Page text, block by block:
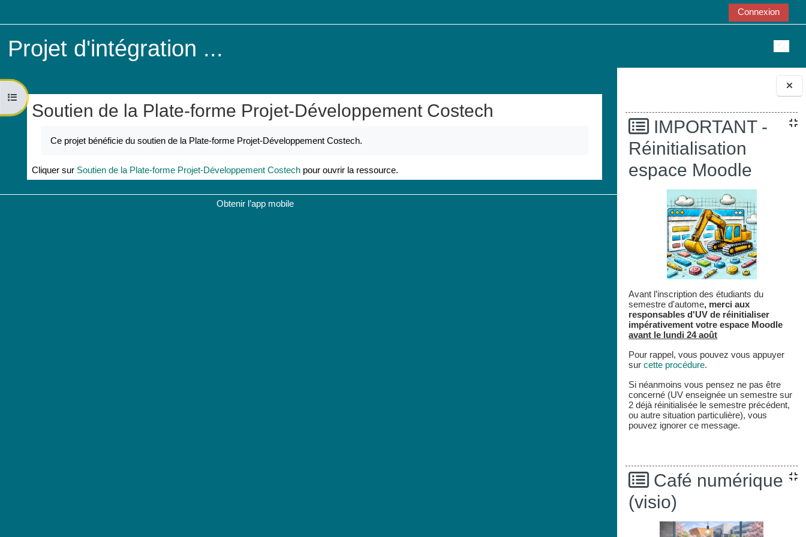
BlocsIMPORTANT -
Réinitialisation
espace Moodle
Avant l’inscription des étudiants du
semestre d'autome, merci aux
responsables d'UV de réinitialiser
impérativement votre espace Moodle
avant le lundi 24 août
Pour rappel, vous pouvez vous appuyer
surcette procédure.
Si néanmoins vous pensez ne pas être
concerné (UV enseignée un semestre sur
2 déjà réinitialisée le semestre précédent,
ou autre situation particulière), vous
pouvez ignorer ce message.
Café numérique
(visio)
Connexion
Projet d'intégration ...
Ouvrir l’index du cours
Soutien de la Plate-forme Projet-Développement Costech
Ce projet bénéficie du soutien de la Plate-forme Projet-Développement Costech.
Cliquer sur Soutien de la Plate-forme Projet-Développement Costech pour ouvrir la ressource.
Obtenir l’app mobile